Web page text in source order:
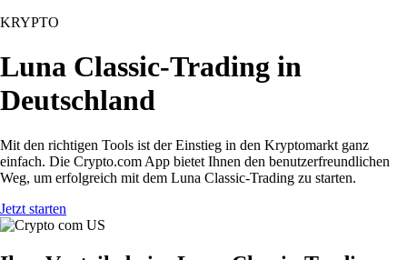
KRYPTO
Luna Classic-Trading in
Deutschland
Mit den richtigen Tools ist der Einstieg in den Kryptomarkt ganz
einfach. Die Crypto.com App bietet Ihnen den benutzerfreundlichen
Weg, um erfolgreich mit dem Luna Classic-Trading zu starten.
Jetzt starten